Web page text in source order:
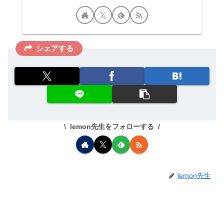
シェアする
lemon先生をフォローする
lemon先生